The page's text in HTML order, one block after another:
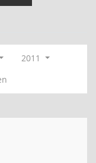
2011